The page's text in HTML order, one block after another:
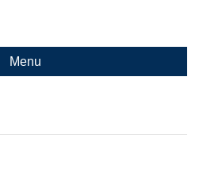
Menu